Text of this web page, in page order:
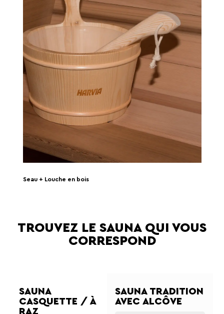
Seau + Louche en bois
TROUVEZ LE SAUNA QUI VOUS
CORRESPOND
SAUNA
CASQUETTE / À
RAZ
SAUNA TRADITION
AVEC ALCÔVE